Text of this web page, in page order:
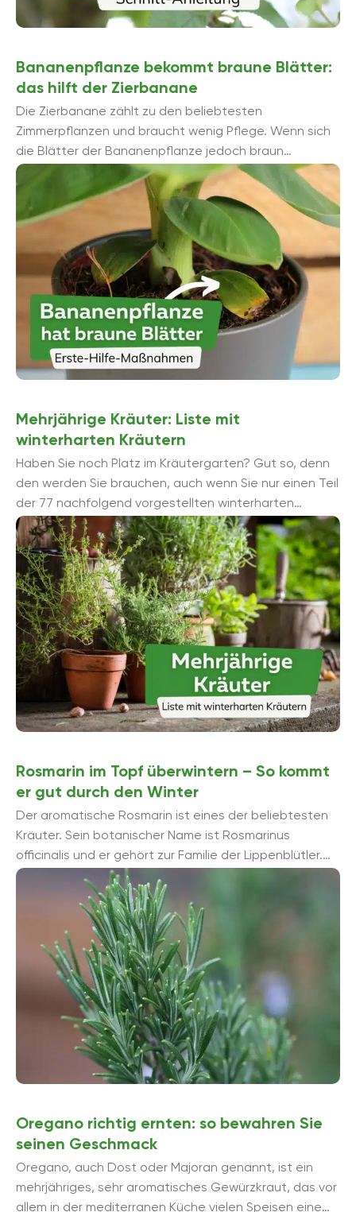
Bananenpflanze bekommt braune Blätter:
das hilft der Zierbanane
Die Zierbanane zählt zu den beliebtesten
Zimmerpflanzen und braucht wenig Pflege. Wenn sich
die Blätter der Bananenpflanze jedoch braun
verfärben, ist es ratsam, der Ursache so schnell ...
Mehrjährige Kräuter: Liste mit
winterharten Kräutern
Haben Sie noch Platz im Kräutergarten? Gut so, denn
den werden Sie brauchen, auch wenn Sie nur einen Teil
der 77 nachfolgend vorgestellten winterharten
Kräuter pflanzen und probieren mö...
Rosmarin im Topf überwintern – So kommt
er gut durch den Winter
Der aromatische Rosmarin ist eines der beliebtesten
Kräuter. Sein botanischer Name ist Rosmarinus
officinalis und er gehört zur Familie der Lippenblütler.
Der Halbstrauch mit den nadelartigen Blä...
Oregano richtig ernten: so bewahren Sie
seinen Geschmack
Oregano, auch Dost oder Majoran genannt, ist ein
mehrjähriges, sehr aromatisches Gewürzkraut, das vor
allem in der mediterranen Küche vielen Speisen eine